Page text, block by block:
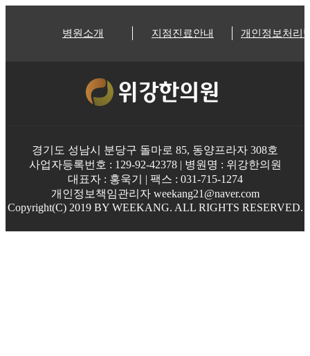
병원소개 지점진료안내 개인정보처리
경기도 성남시 분당구 돌마로 85, 동양프라자 308호
사업자등록번호 : 129-92-42378 | 병원명 : 위강한의원
대표자 : 홍욱기 | 팩스 : 031-715-1274
개인정보책임관리자 weekang21@naver.com
Copyright(C) 2019 BY WEEKANG. ALL RIGHTS RESERVED.